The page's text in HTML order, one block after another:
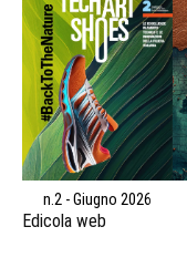
n.2 - Giugno 2026
Edicola web